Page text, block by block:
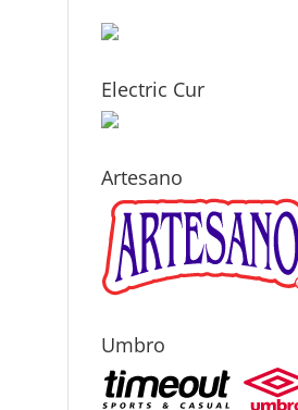
Electric Cur
Artesano
Umbro